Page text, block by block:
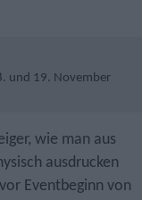
und 19. November
wie man aus
ausdrucken
Eventbeginn von